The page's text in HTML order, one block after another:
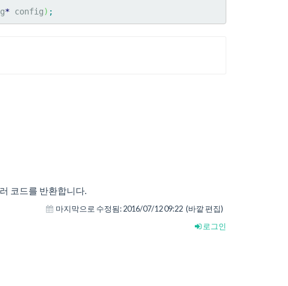
* config) ;
코드를 반환합니다.
마지막으로 수정됨:2016/07/12 09:22 (바깥 편집)
로그인